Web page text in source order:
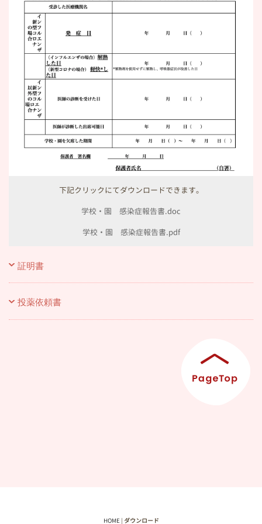
下記クリックにてダウンロードできます。
学校・園 感染症報告書.doc
学校・園 感染症報告書.pdf
証明書
投薬依頼書
HOME| ダウンロード